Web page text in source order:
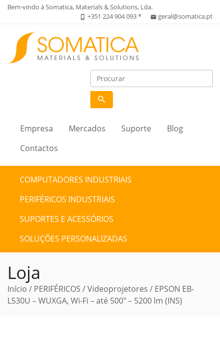
Bem-vindo à Somatica, Materials & Solutions, Lda.
phone_iphone +351 224 904 093 * email geral@somatica.pt
search
Empresa Mercados Suporte
Blog
Contactos
COMPUTADORES INDUSTRIAIS
PERIFÉRICOS INDUSTRIAIS
SUPORTES E ACESSÓRIOS
SOLUÇÕES PERSONALIZADAS
Loja
Início / PERIFÉRICOS /Videoprojetores / EPSON EB-
L530U – WUXGA, Wi-Fi – até 500″ – 5200 lm (INS)